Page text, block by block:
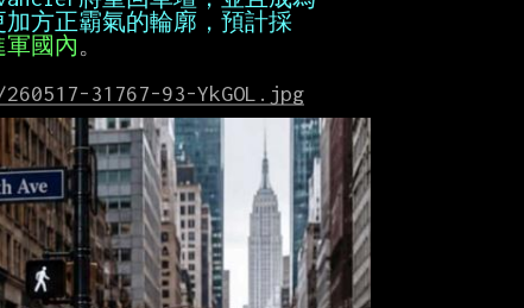
國內。
31767-93-YkGOL.jpg